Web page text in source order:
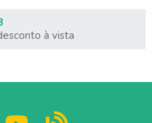
ou carregar em
à vista